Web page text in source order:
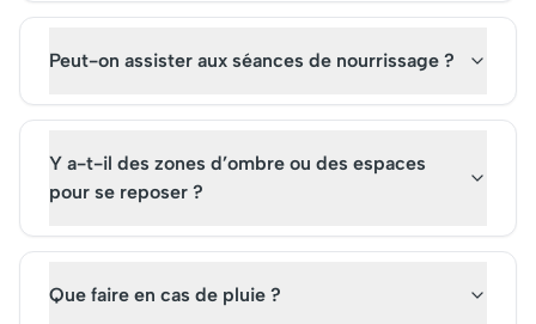
Peut-on assister aux séances de nourrissage ?
Y a-t-il des zones d’ombre ou des espaces
pour se reposer ?
Que faire en cas de pluie ?